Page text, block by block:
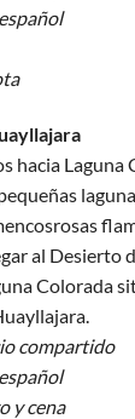
hacia Laguna
al Desierto
Colorada
compartido
y cena